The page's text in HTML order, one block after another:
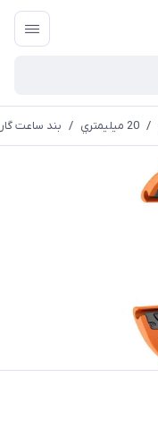
/ 20 ميليمتري / بند ساعت گارمین 20